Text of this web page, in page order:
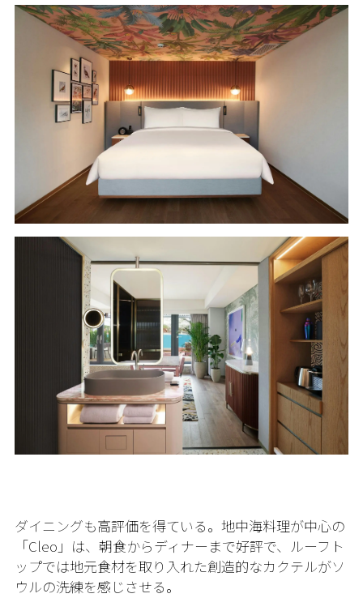
ダイニングも高評価を得ている。地中海料理が中心の
「Cleo」は、朝食からディナーまで好評で、ルーフト
ップでは地元食材を取り入れた創造的なカクテルがソ
ウルの洗練を感じさせる。